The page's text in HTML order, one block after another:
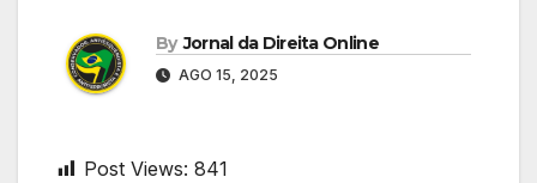
By Jornal da Direita Online
AGO 15, 2025
Post Views: 841